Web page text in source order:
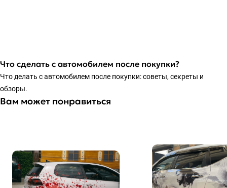
Что сделать с автомобилем после покупки?
Что делать с автомобилем после покупки: советы, секреты и
обзоры.
Вам может понравиться